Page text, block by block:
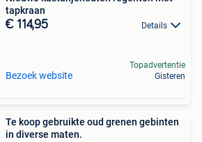
tapkraan
€ 114,95 Details
Bezoek website
Topadvertentie
Gisteren
Te koop gebruikte oud grenen gebinten
in diverse maten.